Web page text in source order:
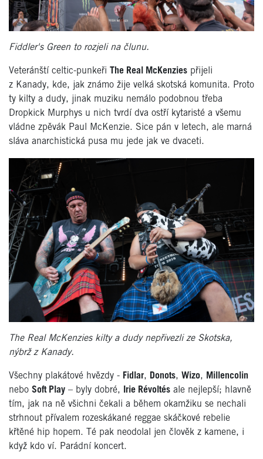
Fiddler's Green to rozjeli na člunu.
Veteránští celtic-punkeři The Real McKenzies přijeli
z Kanady, kde, jak známo žije velká skotská komunita. Proto
ty kilty a dudy, jinak muziku nemálo podobnou třeba
Dropkick Murphys u nich tvrdí dva ostří kytaristé a všemu
vládne zpěvák Paul McKenzie. Sice pán v letech, ale marná
sláva anarchistická pusa mu jede jak ve dvaceti.
The Real McKenzies kilty a dudy nepřivezli ze Skotska,
nýbrž z Kanady.
Všechny plakátové hvězdy - Fidlar, Donots, Wizo, Millencolin
nebo Soft Play – byly dobré, Irie Révoltés ale nejlepší; hlavně
tím, jak na ně všichni čekali a během okamžiku se nechali
strhnout přívalem rozeskákané reggae skáčkové rebelie
křtěné hip hopem. Té pak neodolal jen člověk z kamene, i
když kdo ví. Parádní koncert.